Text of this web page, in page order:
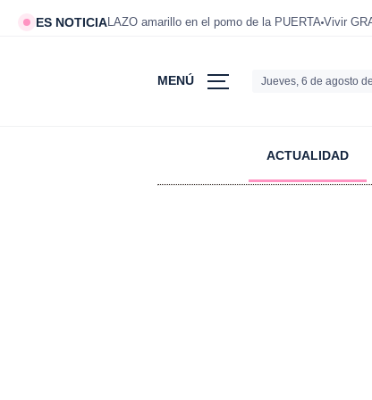
ES NOTICIALAZO amarillo en el pomo de la PUERTA Vivir
MENÚ Jueves, 6 de agosto
ACTUALIDAD